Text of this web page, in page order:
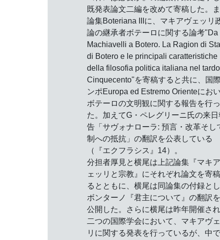
既発表論文二編を改めて寄稿した。
論集Boteriana IIIに、マキアヴェッリ
論の継承者ボテーロに関する論考"Da
Machiavelli a Botero. La Ragion di
di Botero e le principali caratteristiche
della filosofia politica italiana nel tardo
Cinquecento"を寄稿すると共に、国
ンポEuropa ed Estremo Orienteにお
ボテーロの文明観に関する報告を行っ
た。加えてG・ペレグリーニ氏の来日
告「サヴォナローラ: 預言・改革そし
制への抵抗」の翻訳を公表している
（『エクフラシス』14）。
分担者厚見と横尾は上記論集『マキ
ェッリと宗教』にそれぞれ論文を寄
るとともに、横尾は同論集の付録と
ボンターノ『君主について』の翻訳
公開した。さらに横尾は昨年開催さ
二つの国際学会において、マキアヴ
リに関する発表を行っているが、中